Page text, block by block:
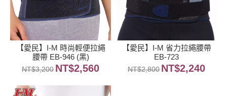
【愛民】I-M 時尚輕便拉繩
腰帶 EB-946 (黑)
NT$3,200 NT$2,560
【愛民】I-M 省力拉繩腰帶
EB-723
NT$2,800 NT$2,240